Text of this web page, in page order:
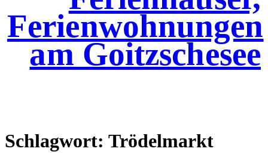
Ferienwohnungen
am Goitzschesee
Schlagwort: Trödelmarkt